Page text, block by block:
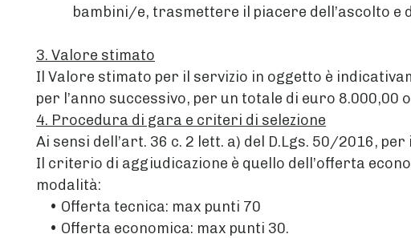
bambini/e, trasmettere il piacere dell’ascolto
3. Valore stimato
Il Valore stimato per il servizio in oggetto è
per l’anno successivo, per un totale di euro 8.000,00
4. Procedura di gara e criteri di selezione
Ai sensi dell’art. 36 c. 2 lett. a) del D.Lgs. 50/2016,
Il criterio di aggiudicazione è quello dell’offerta
modalità:
• Offerta tecnica: max punti 70
• Offerta economica: max punti 30.